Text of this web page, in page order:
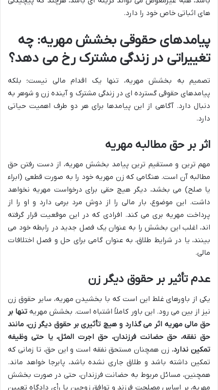
های اثباتی خاص خود را دارد.
پیامدهای حقوقی بخشش مهریه: چه
تغییراتی در زندگی مشترک رخ می دهد؟
تصمیم به بخشش مهریه، تنها یک اقدام مالی نیست؛ بلکه
پیامدهای حقوقی گسترده ای در زندگی مشترک و آینده زن و شوهر به
دنبال دارد. آگاهی از این پیامدها برای هر دو طرف اهمیت حیاتی
دارد.
اثر بر حق مطالبه مهریه
مهم ترین و مستقیم ترین پیامد بخشش مهریه، از دست رفتن حق
مطالبه آن است. هنگامی که زن مهریه خود را به صورت قطعی (ابراء
یا صلح) می بخشد، دیگر هیچ حقی برای درخواست مهریه نخواهد
داشت. این موضوع، بار مالی را از دوش مرد برمی دارد و او را از
پرداخت مهریه بری می کند. افرادی که در این موقعیت قرار گرفته
اند، اغلب این بخشش را به عنوان یک فصل جدید در رابطه خود می
بینند، یا در شرایط طلاق، به عنوان گامی برای حل و فصل اختلافات
مالی.
عدم تأثیر بر حقوق دیگر زن
یکی از باورهای غلط این است که با بخشیدن مهریه، سایر حقوق زن
نیز از بین می رود. این باور کاملاً اشتباه است. بخشش مهریه تنها بر
حق مالی مهریه اثر می گذارد و هیچ تأثیری بر حقوق دیگر زن، مانند
حق نفقه، حق حضانت فرزندان، حق اجرت المثل، یا حتی وظیفه
تمکین ندارد. زن همچنان مستحق نفقه است و این حق، تا زمانی که
تمکین داشته باشد و طلاق جاری نشده باشد، پابرجا خواهد ماند.
همچنین، مسائل مربوط به حضانت فرزندان، حتی در صورت بخشش
مهریه، بر اساس مصلحت فرزند و توافق زوجین یا رأی دادگاه تعیین